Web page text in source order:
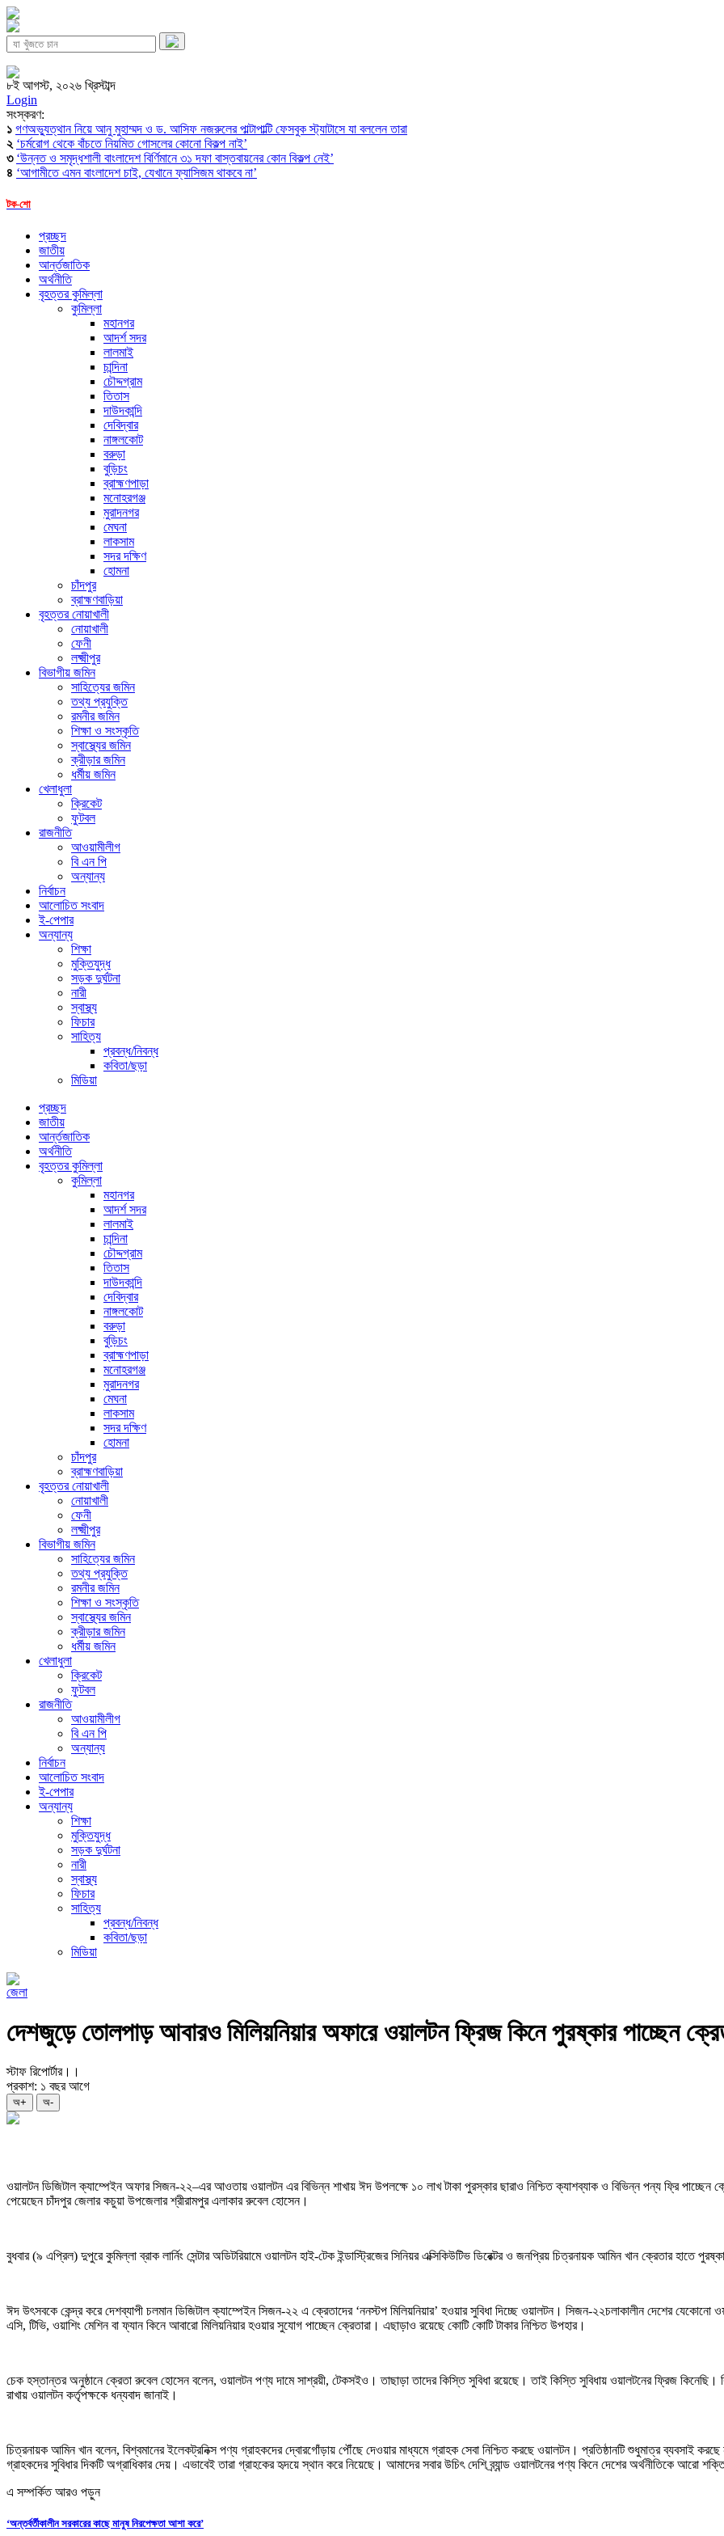
৮ই আগস্ট, ২০২৬ খ্রিস্টাব্দ
Login
সংস্করণ:
১ গণঅভ্যুত্থান নিয়ে আনু মুহাম্মদ ও ড. আসিফ নজরুলের পাল্টাপাল্টি ফেসবুক স্ট্যাটাসে যা বললেন তারা
২ ‘চর্মরোগ থেকে বাঁচতে নিয়মিত গোসলের কোনো বিকল্প নাই’
৩ ‘উন্নত ও সমৃদ্ধশালী বাংলাদেশ বির্ণিমানে ৩১ দফা বাস্তবায়নের কোন বিকল্প নেই’
৪ ‘আগামীতে এমন বাংলাদেশ চাই, যেখানে ফ্যাসিজম থাকবে না’
টক-শো
প্রচ্ছদ
জাতীয়
আর্ন্তজাতিক
অর্থনীতি
বৃহত্তর কুমিল্লা
কুমিল্লা
মহানগর
আদর্শ সদর
লালমাই
চান্দিনা
চৌদ্দগ্রাম
তিতাস
দাউদকান্দি
দেবিদ্বার
নাঙ্গলকোট
বরুড়া
বুড়িচং
ব্রাহ্মণপাড়া
মনোহরগঞ্জ
মুরাদনগর
মেঘনা
লাকসাম
সদর দক্ষিণ
হোমনা
চাঁদপুর
ব্রাহ্মণবাড়িয়া
বৃহত্তর নোয়াখালী
নোয়াখালী
ফেনী
লক্ষ্মীপুর
বিভাগীয় জমিন
সাহিত্যের জমিন
তথ্য প্রযুক্তি
রমনীর জমিন
শিক্ষা ও সংস্কৃতি
স্বাস্থ্যের জমিন
ক্রীড়ার জমিন
ধর্মীয় জমিন
খেলাধুলা
ক্রিকেট
ফুটবল
রাজনীতি
আওয়ামীলীগ
বি এন পি
অন্যান্য
নির্বাচন
আলোচিত সংবাদ
ই-পেপার
অন্যান্য
শিক্ষা
মুক্তিযুদ্ধ
সড়ক দুর্ঘটনা
নারী
স্বাস্থ্য
ফিচার
সাহিত্য
প্রবন্ধ/নিবন্ধ
কবিতা/ছড়া
মিডিয়া
প্রচ্ছদ
জাতীয়
আর্ন্তজাতিক
অর্থনীতি
বৃহত্তর কুমিল্লা
কুমিল্লা
মহানগর
আদর্শ সদর
লালমাই
চান্দিনা
চৌদ্দগ্রাম
তিতাস
দাউদকান্দি
দেবিদ্বার
নাঙ্গলকোট
বরুড়া
বুড়িচং
ব্রাহ্মণপাড়া
মনোহরগঞ্জ
মুরাদনগর
মেঘনা
লাকসাম
সদর দক্ষিণ
হোমনা
চাঁদপুর
ব্রাহ্মণবাড়িয়া
বৃহত্তর নোয়াখালী
নোয়াখালী
ফেনী
লক্ষ্মীপুর
বিভাগীয় জমিন
সাহিত্যের জমিন
তথ্য প্রযুক্তি
রমনীর জমিন
শিক্ষা ও সংস্কৃতি
স্বাস্থ্যের জমিন
ক্রীড়ার জমিন
ধর্মীয় জমিন
খেলাধুলা
ক্রিকেট
ফুটবল
রাজনীতি
আওয়ামীলীগ
বি এন পি
অন্যান্য
নির্বাচন
আলোচিত সংবাদ
ই-পেপার
অন্যান্য
শিক্ষা
মুক্তিযুদ্ধ
সড়ক দুর্ঘটনা
নারী
স্বাস্থ্য
ফিচার
সাহিত্য
প্রবন্ধ/নিবন্ধ
কবিতা/ছড়া
মিডিয়া
জেলা
দেশজুড়ে তোলপাড় আবারও মিলিয়নিয়ার অফারে ওয়ালটন ফ্রিজ কিনে পুরষ্কার পাচ্ছেন
স্টাফ রিপোর্টার।।
প্রকাশ: ১ বছর আগে
অ+ অ-
ওয়ালটন ডিজিটাল ক্যাম্পেইন অফার সিজন-২২–এর আওতায় ওয়ালটন এর বিভিন্ন শাখায় ঈদ উপলক্ষে ১০ লাখ টাকা পুরস্কার ছারাও নিশ্চিত ক্যাশব্যাক ও বিভিন্ন পন্য ফ্রি পাচ্ছেন
পেয়েছেন চাঁদপুর জেলার কচুয়া উপজেলার শ্রীরামপুর এলাকার রুবেল হোসেন।
বুধবার (৯ এপ্রিল) দুপুরে কুমিল্লা ব্রাক লার্নিং সেন্টার অডিটরিয়ামে ওয়ালটন হাই-টেক ইন্ডাস্ট্রিজের সিনিয়র এক্সিকিউটিভ ডিরেক্টর ও জনপ্রিয় চিত্রনায়ক আমিন খান ক্রেতার হাতে
ঈদ উৎসবকে কেন্দ্র করে দেশব্যাপী চলমান ডিজিটাল ক্যাম্পেইন সিজন-২২ এ ক্রেতাদের ‘ননস্টপ মিলিয়নিয়ার’ হওয়ার সুবিধা দিচ্ছে ওয়ালটন। সিজন-২২চলাকালীন দেশের
এসি, টিভি, ওয়াশিং মেশিন বা ফ্যান কিনে আবারো মিলিয়নিয়ার হওয়ার সুযোগ পাচ্ছেন ক্রেতারা। এছাড়াও রয়েছে কোটি কোটি টাকার নিশ্চিত উপহার।
চেক হস্তান্তর অনুষ্ঠানে ক্রেতা রুবেল হোসেন বলেন, ওয়ালটন পণ্য দামে সাশ্রয়ী, টেকসইও। তাছাড়া তাদের কিস্তি সুবিধা রয়েছে। তাই কিস্তি সুবিধায় ওয়ালটনের ফ্রিজ
রাখায় ওয়ালটন কর্তৃপক্ষকে ধন্যবাদ জানাই।
চিত্রনায়ক আমিন খান বলেন, বিশ্বমানের ইলেকট্রনিক্স পণ্য গ্রাহকদের দ্বোরগোঁড়ায় পৌঁছে দেওয়ার মাধ্যমে গ্রাহক সেবা নিশ্চিত করছে ওয়ালটন। প্রতিষ্ঠানটি শুধুমাত্র ব্যবসাই
গ্রাহকদের সুবিধার দিকটি অগ্রাধিকার দেয়। এভাবেই তারা গ্রাহকের হৃদয়ে স্থান করে নিয়েছে। আমাদের সবার উচিৎ দেশি ব্র্যান্ড ওয়ালটনের পণ্য কিনে দেশের অর্থনীতিকে আরো
এ সম্পর্কিত আরও পড়ুন
‘অন্তর্বর্তীকালীন সরকারের কাছে মানুষ নিরপেক্ষতা আশা করে’